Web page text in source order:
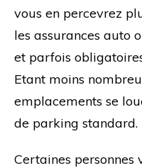
vous en percevrez
les assurances auto
et parfois
Etant moins
emplacements se
de parking standard.
Certaines